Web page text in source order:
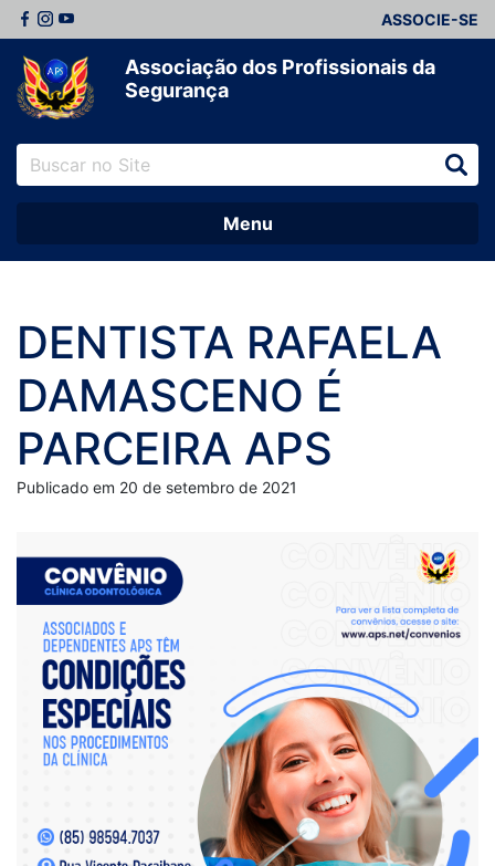
ASSOCIE-SE
Associação dos Profissionais da
Segurança
Menu
DENTISTA RAFAELA
DAMASCENO É
PARCEIRA APS
Publicado em 20 de setembro de 2021